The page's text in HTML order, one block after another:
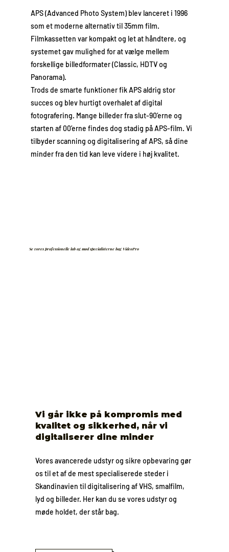
APS (Advanced Photo System) blev lanceret i 1996
som et moderne alternativ til 35mm film.
Filmkassetten var kompakt og let at håndtere, og
systemet gav mulighed for at vælge mellem
forskellige billedformater (Classic, HDTV og
Panorama).
Trods de smarte funktioner fik APS aldrig stor
succes og blev hurtigt overhalet af digital
fotografering. Mange billeder fra slut-90’erne og
starten af 00’erne findes dog stadig på APS-film. Vi
tilbyder scanning og digitalisering af APS, så dine
minder fra den tid kan leve videre i høj kvalitet.
Se vores professionelle lab og mød specialisterne bag VideoPro
Vi går ikke på kompromis med
kvalitet og sikkerhed, når vi
digitaliserer dine minder
Vores avancerede udstyr og sikre opbevaring gør
os til et af de mest specialiserede steder i
Skandinavien til digitalisering af VHS, smalfilm,
lyd og billeder. Her kan du se vores udstyr og
møde holdet, der står bag.